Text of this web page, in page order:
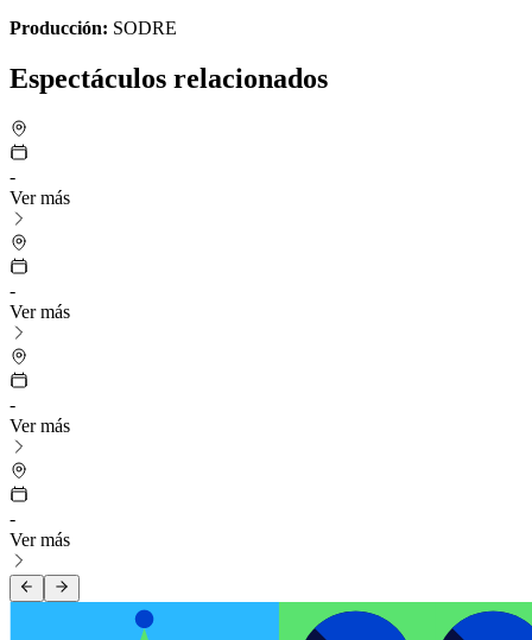
Producción: SODRE
Espectáculos relacionados
-
Ver más
-
Ver más
-
Ver más
-
Ver más